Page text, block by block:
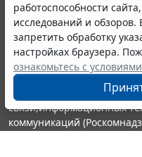
работоспособности
исследований и
запретить обработку
настройках браузера.
ознакомьтесь с
© ООО "НПП "ГАРАНТ-
выпускается с 1990
являются участниками
информации ГАРАНТ.
Портал ГАРАНТ.РУ
издания Федеральной
связи,информационных
коммуникаций